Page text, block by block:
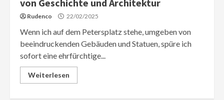
von Geschichte und Architektur
Rudenco 22/02/2025
Wenn ich auf dem Petersplatz stehe, umgeben von
beeindruckenden Gebäuden und Statuen, spüre ich
sofort eine ehrfürchtige...
Weiterlesen